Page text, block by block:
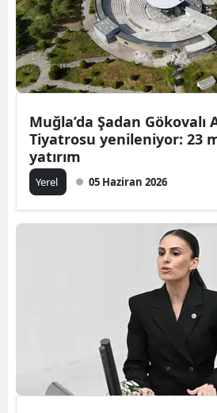
Muğla’da Şadan Gökovalı
Tiyatrosu yenileniyor: 23
yatırım
Yerel 05 Haziran 2026